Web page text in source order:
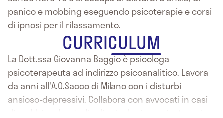
panico e mobbing eseguendo psicoterapie e corsi
di ipnosi per il rilassamento.
CURRICULUM
La Dott.ssa Giovanna Baggio è psicologa
psicoterapeuta ad indirizzo psicoanalitico. Lavora
da anni all'A.O.Sacco di Milano con i disturbi
ansioso-depressivi. Collabora con avvocati in casi